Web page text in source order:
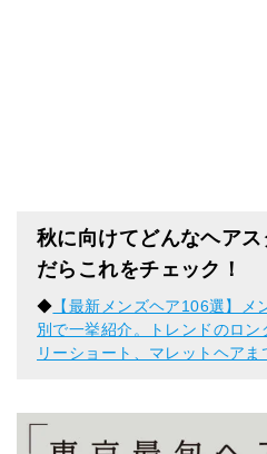
秋に向けてどんなヘア
だらこれをチェック！
◆ 【最新メンズヘア106選】メ
別で一挙紹介。トレンドのロ
リーショート、マレットヘアま